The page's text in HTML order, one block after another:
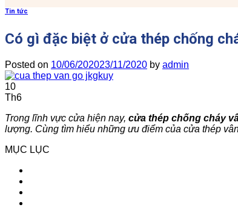
Tin tức
Có gì đặc biệt ở cửa thép chống
Posted on 10/06/202023/11/2020 by admin
10
Th6
Trong lĩnh vực cửa hiện nay, cửa thép chống cháy
lượng. Cùng tìm hiểu những ưu điểm của cửa thép
MỤC LỤC